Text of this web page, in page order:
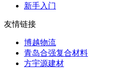
新手入门
友情链接
博越物流
青岛合强复合材料
方宇源建材